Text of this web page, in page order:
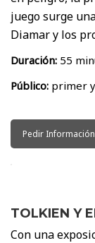
juego surge
Diamar y los
Duración: 55
Público: primer
Pedir Información
TOLKIEN Y
Con una